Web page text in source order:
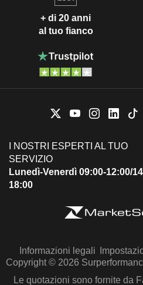
+ di 20 anni
al tuo fianco
I NOSTRI ESPERTI AL TUO
SERVIZIO
Lunedì-Venerdì 09:00-12:00/
18:00
Informazioni legali
Copyright © 2026
Le quotazioni sono fornite da